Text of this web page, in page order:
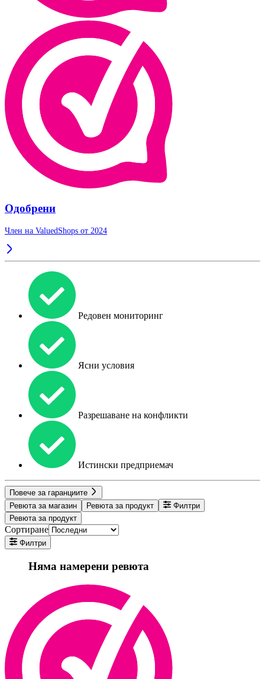
Одобрени
Член на ValuedShops от 2024
Редовен мониторинг
Ясни условия
Разрешаване на конфликти
Истински предприемач
Повече за гаранциите
Ревюта за магазин
Ревюта за продукт
Филтри
Ревюта за продукт
Сортиране
Филтри
Няма намерени ревюта